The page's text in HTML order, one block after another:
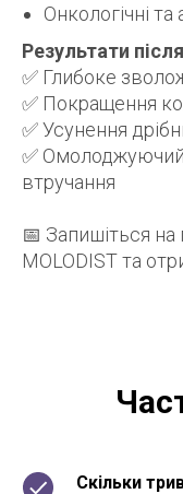
Онкологічні
Результати
✅ Глибоке
✅ Покращення
✅ Усунення
✅ Омолоджуючий
втручання
📅 Запишіться
MOLODIST та
Скільки